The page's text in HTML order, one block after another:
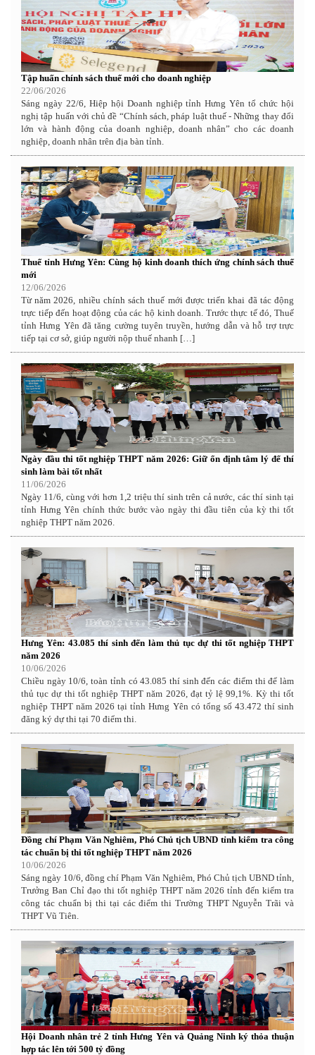
Tập huấn chính sách thuế mới cho doanh nghiệp
22/06/2026
Sáng ngày 22/6, Hiệp hội Doanh nghiệp tỉnh Hưng Yên tổ chức hội
nghị tập huấn với chủ đề “Chính sách, pháp luật thuế - Những thay đổi
lớn và hành động của doanh nghiệp, doanh nhân” cho các doanh
nghiệp, doanh nhân trên địa bàn tỉnh.
Thuế tỉnh Hưng Yên: Cùng hộ kinh doanh thích ứng chính sách thuế
mới
12/06/2026
Từ năm 2026, nhiều chính sách thuế mới được triển khai đã tác động
trực tiếp đến hoạt động của các hộ kinh doanh. Trước thực tế đó, Thuế
tỉnh Hưng Yên đã tăng cường tuyên truyền, hướng dẫn và hỗ trợ trực
tiếp tại cơ sở, giúp người nộp thuế nhanh […]
Ngày đầu thi tốt nghiệp THPT năm 2026: Giữ ổn định tâm lý để thí
sinh làm bài tốt nhất
11/06/2026
Ngày 11/6, cùng với hơn 1,2 triệu thí sinh trên cả nước, các thí sinh tại
tỉnh Hưng Yên chính thức bước vào ngày thi đầu tiên của kỳ thi tốt
nghiệp THPT năm 2026.
Hưng Yên: 43.085 thí sinh đến làm thủ tục dự thi tốt nghiệp THPT
năm 2026
10/06/2026
Chiều ngày 10/6, toàn tỉnh có 43.085 thí sinh đến các điểm thi để làm
thủ tục dự thi tốt nghiệp THPT năm 2026, đạt tỷ lệ 99,1%. Kỳ thi tốt
nghiệp THPT năm 2026 tại tỉnh Hưng Yên có tổng số 43.472 thí sinh
đăng ký dự thi tại 70 điểm thi.
Đồng chí Phạm Văn Nghiêm, Phó Chủ tịch UBND tỉnh kiểm tra công
tác chuẩn bị thi tốt nghiệp THPT năm 2026
10/06/2026
Sáng ngày 10/6, đồng chí Phạm Văn Nghiêm, Phó Chủ tịch UBND tỉnh,
Trưởng Ban Chỉ đạo thi tốt nghiệp THPT năm 2026 tỉnh đến kiểm tra
công tác chuẩn bị thi tại các điểm thi Trường THPT Nguyễn Trãi và
THPT Vũ Tiên.
Hội Doanh nhân trẻ 2 tỉnh Hưng Yên và Quảng Ninh ký thỏa thuận
hợp tác lên tới 500 tỷ đồng